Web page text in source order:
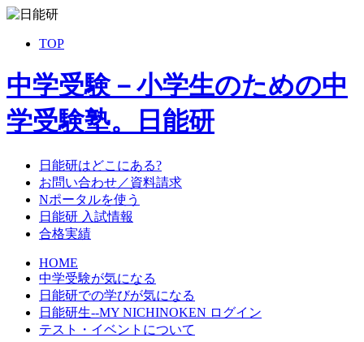
TOP
中学受験－小学生のための中
学受験塾。日能研
日能研はどこにある?
お問い合わせ／資料請求
Nポータルを使う
日能研 入試情報
合格実績
HOME
中学受験が気になる
日能研での学びが気になる
日能研生--MY NICHINOKEN ログイン
テスト・イベントについて